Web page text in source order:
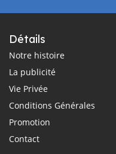
Détails
Notre histoire
La publicité
Vie Privée
Conditions Générales
Promotion
Contact